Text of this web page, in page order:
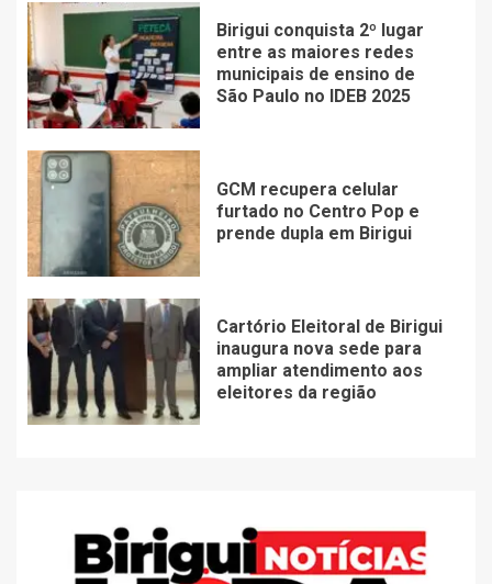
Birigui conquista 2º lugar
entre as maiores redes
municipais de ensino de
São Paulo no IDEB 2025
GCM recupera celular
furtado no Centro Pop e
prende dupla em Birigui
Cartório Eleitoral de Birigui
inaugura nova sede para
ampliar atendimento aos
eleitores da região